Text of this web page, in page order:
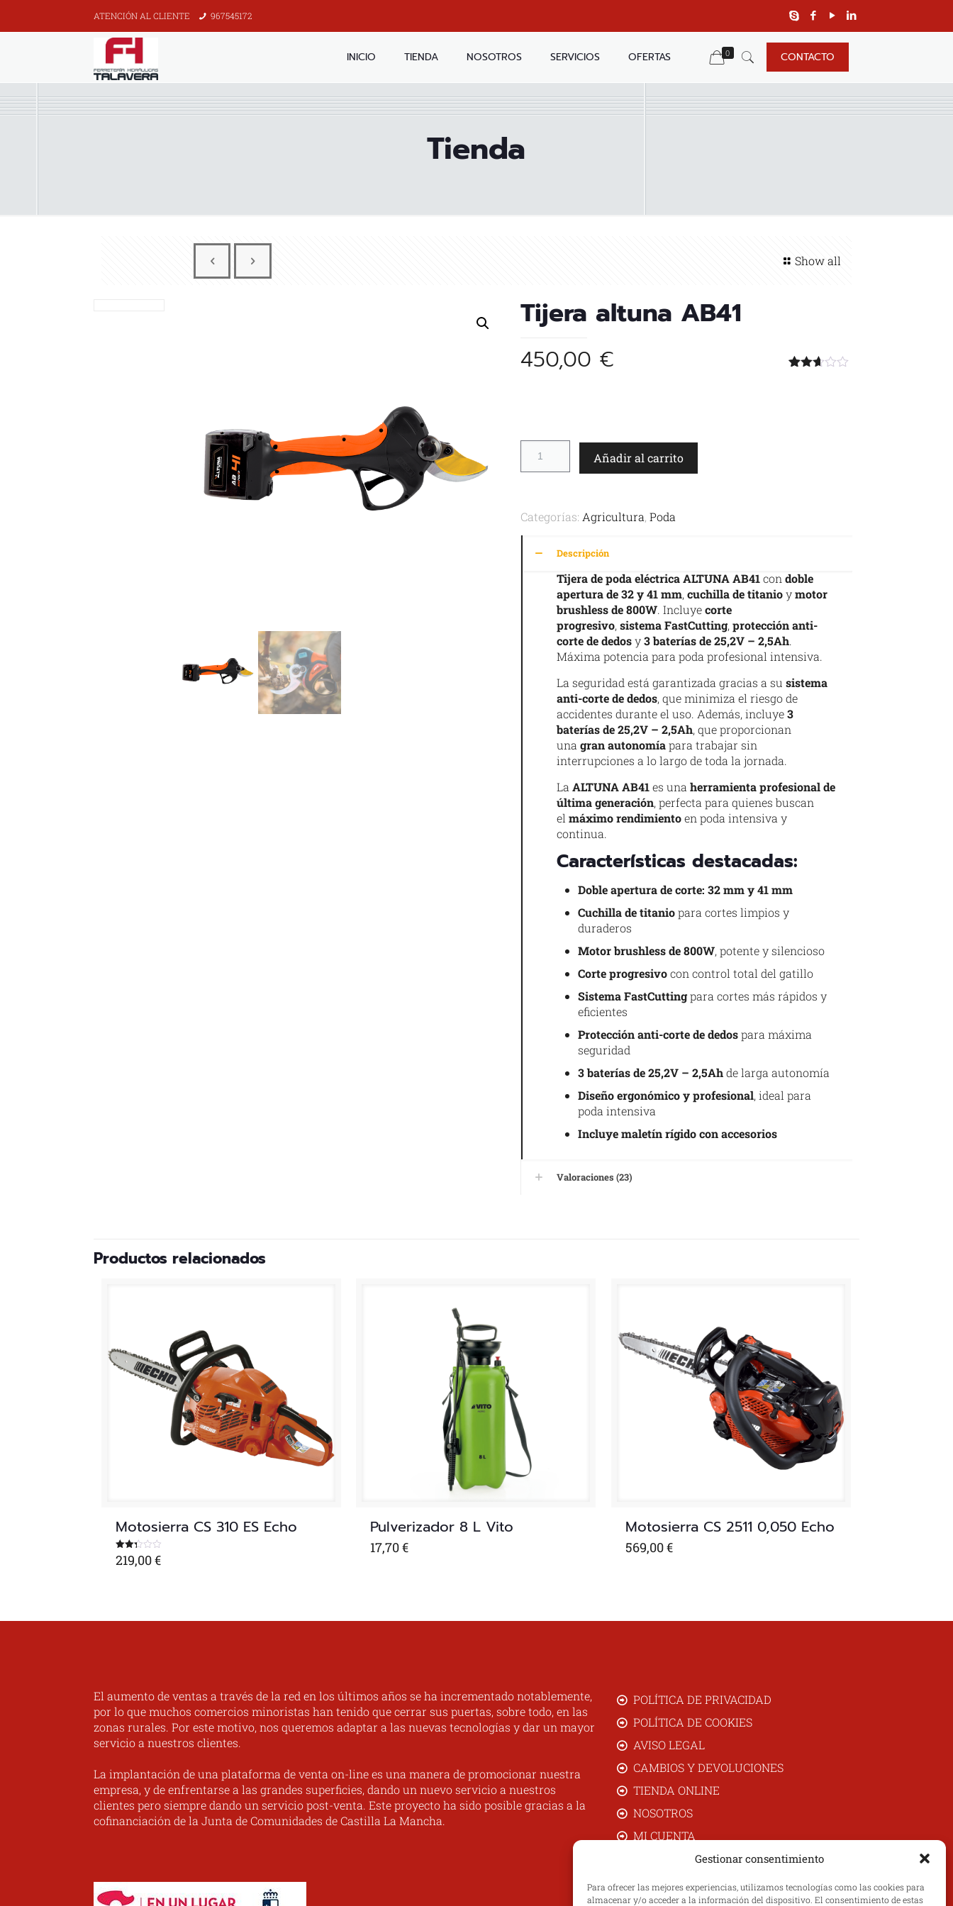
Gestionar consentimiento
Para ofrecer las mejores experiencias, utilizamos tecnologías como las cookies para
almacenar y/o acceder a la información del dispositivo. El consentimiento de estas
ATENCIÓN AL CLIENTE 967545172
INICIO TIENDA NOSOTROS SERVICIOS OFERTAS 0 CONTACTO
Tienda
Show all
Tijera altuna AB41
450,00 €
Añadir al carrito
Categorías: Agricultura,Poda
Descripción
Tijera de poda eléctrica ALTUNA AB41condoble
apertura de 32 y 41 mm,cuchilla de titanioymotor
brushless de 800W. Incluyecorte
progresivo,sistema FastCutting,protección anti-
corte de dedosy3 baterías de 25,2V – 2,5Ah.
Máxima potencia para poda profesional intensiva.
La seguridad está garantizada gracias a susistema
anti-corte de dedos, que minimiza el riesgo de
accidentes durante el uso. Además, incluye3
baterías de 25,2V – 2,5Ah, que proporcionan
unagran autonomíapara trabajar sin
interrupciones a lo largo de toda la jornada.
LaALTUNA AB41es unaherramienta profesional de
última generación, perfecta para quienes buscan
elmáximo rendimientoen poda intensiva y
continua.
Características destacadas:
Doble apertura de corte: 32 mm y 41 mm
Cuchilla de titaniopara cortes limpios y
duraderos
Motor brushless de 800W, potente y silencioso
Corte progresivocon control total del gatillo
Sistema FastCuttingpara cortes más rápidos y
eficientes
Protección anti-corte de dedospara máxima
seguridad
3 baterías de 25,2V – 2,5Ahde larga autonomía
Diseño ergonómico y profesional, ideal para
poda intensiva
Incluye maletín rígido con accesorios
Valoraciones (23)
Productos relacionados
Motosierra CS 310 ES Echo
Valorado
con
219,00€
Pulverizador 8 L Vito
17,70€
Motosierra CS 2511 0,050 Echo
569,00€
El aumento de ventas a través de la red en los últimos años se ha incrementado notablemente,
por lo que muchos comercios minoristas han tenido que cerrar sus puertas, sobre todo, en las
zonas rurales. Por este motivo, nos queremos adaptar a las nuevas tecnologías y dar un mayor
servicio a nuestros clientes.
La implantación de una plataforma de venta on-line es una manera de promocionar nuestra
empresa, y de enfrentarse a las grandes superficies, dando un nuevo servicio a nuestros
clientes pero siempre dando un servicio post-venta. Este proyecto ha sido posible gracias a la
cofinanciación de la Junta de Comunidades de Castilla La Mancha.
POLÍTICA DE PRIVACIDAD
POLÍTICA DE COOKIES
AVISO LEGAL
CAMBIOS Y DEVOLUCIONES
TIENDA ONLINE
NOSOTROS
MI CUENTA